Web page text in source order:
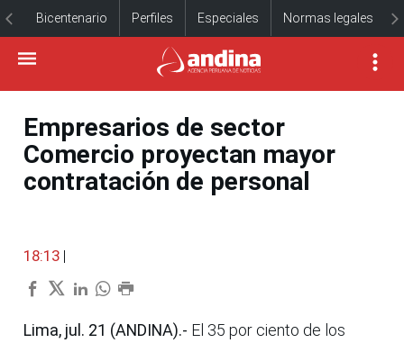
Bicentenario Perfiles Especiales Normas legales
Empresarios de sector
Comercio proyectan mayor
contratación de personal
18:13 |
Lima, jul. 21 (ANDINA).- El 35 por ciento de los